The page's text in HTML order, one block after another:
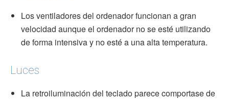
Los ventiladores del ordenador funcionan a gran
velocidad aunque el ordenador no se esté utilizando
de forma intensiva y no esté a una alta temperatura.
Luces
La retroiluminación del teclado parece comportase de